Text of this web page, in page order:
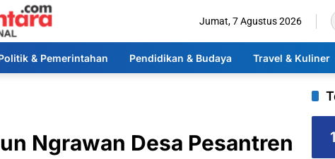
Jumat, 7 Agustus 2026
& Pemerintahan Pendidikan & Budaya Travel & Kuliner
Ngrawan Desa Pesantren
1